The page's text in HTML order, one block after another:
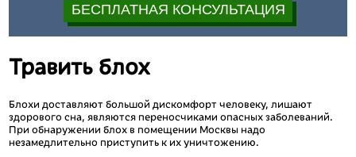
Травить блох
Блохи доставляют большой дискомфорт человеку, лишают
здорового сна, являются переносчиками опасных заболеваний.
При обнаружении блох в помещении Москвы надо
незамедлительно приступить к их уничтожению.